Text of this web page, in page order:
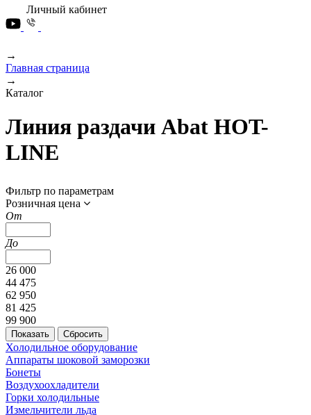
Личный кабинет
→
Главная страница
→
Каталог
Линия раздачи Abat HOT-
LINE
Фильтр по параметрам
Розничная цена
От
До
26 000
44 475
62 950
81 425
99 900
Холодильное оборудование
Аппараты шоковой заморозки
Бонеты
Воздухоохладители
Горки холодильные
Измельчители льда